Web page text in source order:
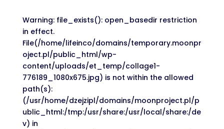
Warning: file_exists(): open_basedir restriction
in effect.
File(/home/lifeinco/domains/temporary.moonpr
oject.pl/public_html/wp-
content/uploads/et_temp/collage1-
776189_1080x675.jpg) is not within the allowed
path(s):
(/usr/home/dzejzipl/domains/moonproject.pl/p
ublic_html:/tmp:/usr/share:/usr/local/share:/de
v) in